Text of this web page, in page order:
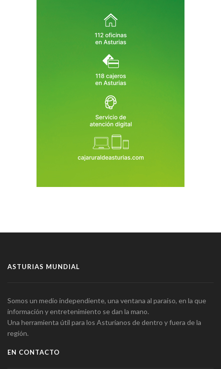
ASTURIAS MUNDIAL
Somos un medio independiente, una ventana al paraíso, en la que
información y entretenimiento se dan la mano.
Una herramienta útil para los Asturianos de dentro y fuera de la
región.
EN CONTACTO